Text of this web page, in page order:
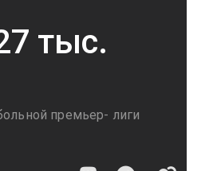
тыс.
премьер- лиги